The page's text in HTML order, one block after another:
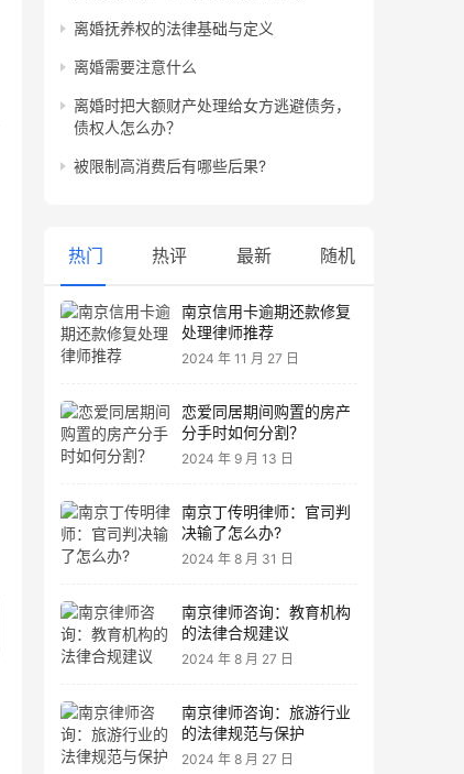
离婚抚养权的法律基础与定义
离婚需要注意什么
离婚时把大额财产处理给女方逃避债务，
债权人怎么办？
被限制高消费后有哪些后果?
热门 热评 最新 随机
南京信用卡逾期还款修复
处理律师推荐
2024 年 11 月 27 日
恋爱同居期间购置的房产
分手时如何分割？
2024 年 9 月 13 日
南京丁传明律师：官司判
决输了怎么办?
2024 年 8 月 31 日
南京律师咨询：教育机构
的法律合规建议
2024 年 8 月 27 日
南京律师咨询：旅游行业
的法律规范与保护
2024 年 8 月 27 日